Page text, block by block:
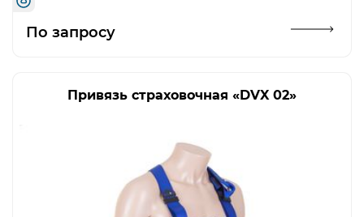
По запросу
Привязь страховочная «DVX 02»